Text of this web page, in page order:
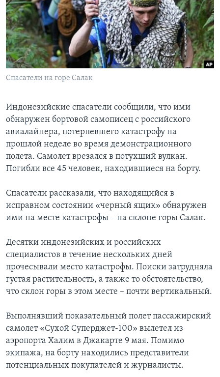
Learning English
СОЦИАЛЬНЫЕ СЕТИ
Спасатели на горе Салак
Индонезийские спасатели сообщили, что ими
обнаружен бортовой самописец с российского
авиалайнера, потерпевшего катастрофу на
прошлой неделе во время демонстрационного
полета. Самолет врезался в потухший вулкан.
Погибли все 45 человек, находившиеся на борту.
Спасатели рассказали, что находящийся в
исправном состоянии «черный ящик» обнаружен
ими на месте катастрофы – на склоне горы Салак.
Десятки индонезийских и российских
специалистов в течение нескольких дней
прочесывали место катастрофы. Поиски затрудняла
густая растительность, а также то обстоятельство,
что склон горы в этом месте – почти вертикальный.
Выполнявший показательный полет пассажирский
самолет «Сухой Суперджет-100» вылетел из
аэропорта Халим в Джакарте 9 мая. Помимо
экипажа, на борту находились представители
потенциальных покупателей и журналисты.